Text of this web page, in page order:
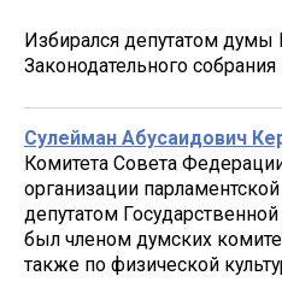
Избирался депутатом думы
Законодательного
Сулейман Абусаидович
Комитета Совета
организации
депутатом
был членом думских
также по физической